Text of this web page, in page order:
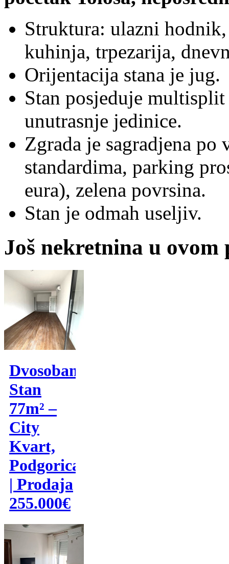
Struktura: ulazni
kuhinja, trpezarija,
Orijentacija stana je jug.
Stan posjeduje
unutrasnje jedinice.
Zgrada je sagradjena
standardima, parking
eura), zelena povrsina.
Stan je odmah useljiv.
Još nekretnina u ovom
Dvosoban
Stan
77m² –
City
Kvart,
Podgorica
| Prodaja
255.000€